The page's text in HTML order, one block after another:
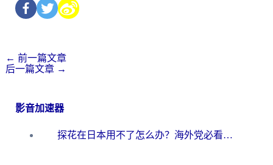
← 前一篇文章
后一篇文章 →
影音加速器
探花在日本用不了怎么办？海外党必看的回国加速解决方案（附多场景实测）